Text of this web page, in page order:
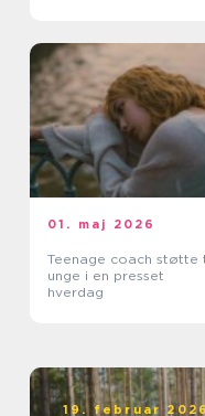
01. maj 2026
Teenage coach støtte til
unge i en presset
hverdag
19. februar 2026